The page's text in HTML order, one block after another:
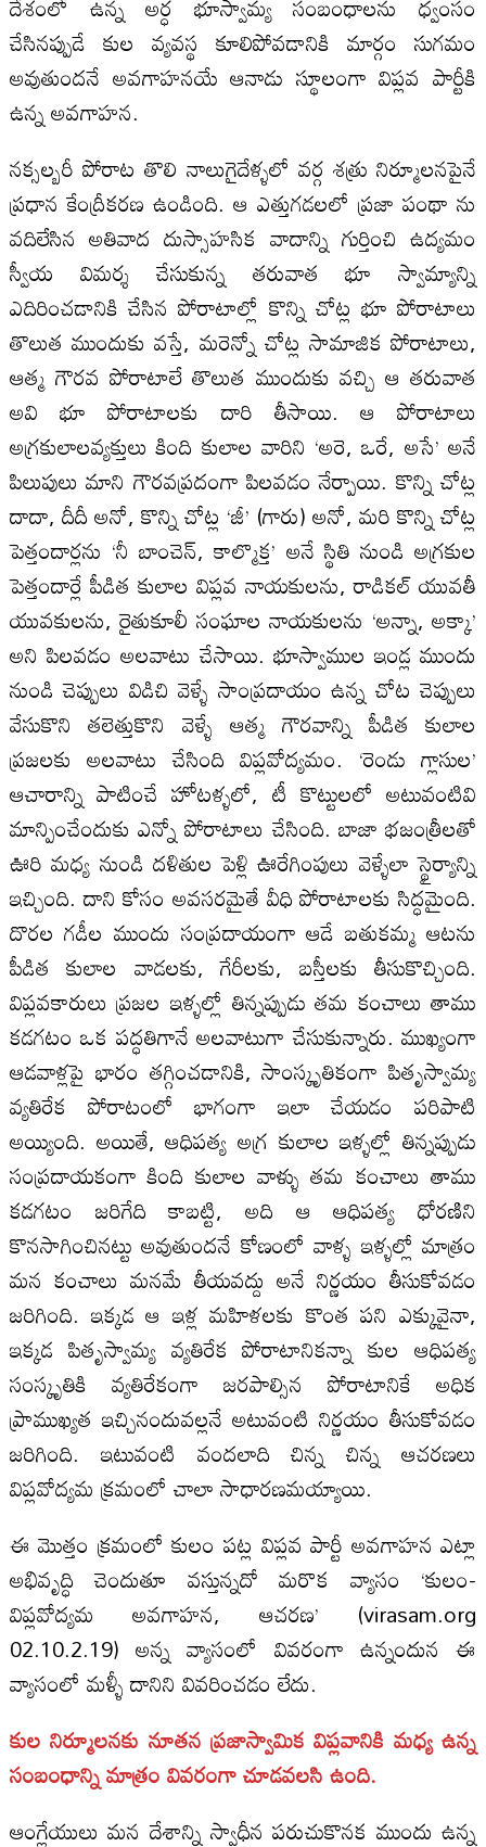
చేసినప్పుడే కుల వ్యవస్థ కూలిపోవడానికి మార్గం సుగమం
అవుతుందనే అవగాహనయే ఆనాడు స్థూలంగా విప్లవ పార్టీకి
ఉన్న అవగాహన.
నక్సల్బరీ పోరాట తొలి నాలుగైదేళ్ళలో వర్గ శత్రు నిర్మూలనపైనే
ప్రధాన కేంద్రీకరణ ఉండింది. ఆ ఎత్తుగడలలో ప్రజా పంథా ను
వదిలేసిన అతివాద దుస్సాహసిక వాదాన్ని గుర్తించి ఉద్యమం
స్వీయ విమర్శ చేసుకున్న తరువాత భూ స్వామ్యాన్ని
ఎదిరించడానికి చేసిన పోరాటాల్లో కొన్ని చోట్ల భూ పోరాటాలు
తొలుత ముందుకు వస్తే, మరెన్నో చోట్ల సామాజిక పోరాటాలు,
ఆత్మ గౌరవ పోరాటాలే తొలుత ముందుకు వచ్చి ఆ తరువాత
అవి భూ పోరాటాలకు దారి తీసాయి. ఆ పోరాటాలు
అగ్రకులాలవ్యక్తులు కింది కులాల వారిని ‘అరె, ఒరే, అసే’ అనే
పిలుపులు మాని గౌరవప్రదంగా పిలవడం నేర్పాయి. కొన్ని చోట్ల
దాదా, దీదీ అనో, కొన్ని చోట్ల ‘జీ’ (గారు) అనో, మరి కొన్ని చోట్ల
పెత్తందార్లను ‘నీ బాంచెన్, కాల్మొక్త’ అనే స్థితి నుండి అగ్రకుల
పెత్తందార్లే పీడిత కులాల విప్లవ నాయకులను, రాడికల్ యువతీ
యువకులను, రైతుకూలీ సంఘాల నాయకులను ‘అన్నా, అక్కా’
అని పిలవడం అలవాటు చేసాయి. భూస్వాముల ఇండ్ల ముందు
నుండి చెప్పులు విడిచి వెళ్ళే సాంప్రదాయం ఉన్న చోట చెప్పులు
వేసుకొని తలెత్తుకొని వెళ్ళే ఆత్మ గౌరవాన్ని పీడిత కులాల
ప్రజలకు అలవాటు చేసింది విప్లవోద్యమం. ‘రెండు గ్లాసుల’
ఆచారాన్ని పాటించే హోటళ్ళలో, టీ కొట్టులలో అటువంటివి
మాన్పించేందుకు ఎన్నో పోరాటాలు చేసింది. బాజా భజంత్రీలతో
ఊరి మధ్య నుండి దళితుల పెళ్లి ఊరేగింపులు వెళ్ళేలా స్థైర్యాన్ని
ఇచ్చింది. దాని కోసం అవసరమైతే వీధి పోరాటాలకు సిద్ధమైంది.
దొరల గడీల ముందు సంప్రదాయంగా ఆడే బతుకమ్మ ఆటను
పీడిత కులాల వాడలకు, గేరీలకు, బస్తీలకు తీసుకొచ్చింది.
విప్లవకారులు ప్రజల ఇళ్ళల్లో తిన్నప్పుడు తమ కంచాలు తాము
కడగటం ఒక పద్ధతిగానే అలవాటుగా చేసుకున్నారు. ముఖ్యంగా
ఆడవాళ్లపై భారం తగ్గించడానికి, సాంస్కృతికంగా పితృస్వామ్య
వ్యతిరేక పోరాటంలో భాగంగా ఇలా చేయడం పరిపాటి
అయ్యింది. అయితే, ఆధిపత్య అగ్ర కులాల ఇళ్ళల్లో తిన్నప్పుడు
సంప్రదాయకంగా కింది కులాల వాళ్ళు తమ కంచాలు తాము
కడగటం జరిగేది కాబట్టి, అది ఆ ఆధిపత్య ధోరణిని
కొనసాగించినట్టు అవుతుందనే కోణంలో వాళ్ళ ఇళ్ళల్లో మాత్రం
మన కంచాలు మనమే తీయవద్దు అనే నిర్ణయం తీసుకోవడం
జరిగింది. ఇక్కడ ఆ ఇళ్ల మహిళలకు కొంత పని ఎక్కువైనా,
ఇక్కడ పితృస్వామ్య వ్యతిరేక పోరాటానికన్నా కుల ఆధిపత్య
సంస్కృతికి వ్యతిరేకంగా జరపాల్సిన పోరాటానికే అధిక
ప్రాముఖ్యత ఇచ్చినందువల్లనే అటువంటి నిర్ణయం తీసుకోవడం
జరిగింది. ఇటువంటి వందలాది చిన్న చిన్న ఆచరణలు
విప్లవోద్యమ క్రమంలో చాలా సాధారణమయ్యాయి.
ఈ మొత్తం క్రమంలో కులం పట్ల విప్లవ పార్టీ అవగాహన ఎట్లా
అభివృద్ధి చెందుతూ వస్తున్నదో మరొక వ్యాసం ‘కులం-
విప్లవోద్యమ అవగాహన, ఆచరణ’ (virasam.org
02.10.2.19) అన్న వ్యాసంలో వివరంగా ఉన్నందున ఈ
వ్యాసంలో మళ్ళీ దానిని వివరించడం లేదు.
కుల నిర్మూలనకు నూతన ప్రజాస్వామిక విప్లవానికి మధ్య ఉన్న
సంబంధాన్ని మాత్రం వివరంగా చూడవలసి ఉంది.
ఆంగ్లేయులు మన దేశాన్ని స్వాధీన పరుచుకొనక ముందు ఉన్న